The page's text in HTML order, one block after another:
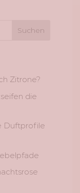
Zitrone?
die
Duftprofile